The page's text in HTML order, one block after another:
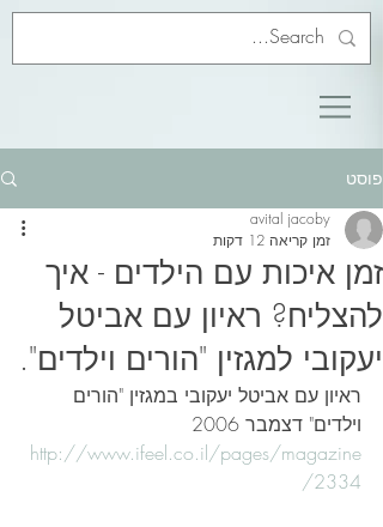
פוסט
זמן איכות עם הילדים - איך
להצליח? ראיון עם אביטל
יעקובי למגזין "הורים וילדים".
avital jacoby
זמן קריאה 12 דקות
ראיון עם אביטל יעקובי במגזין "הורים
וילדים" דצמבר 2006
http://www.ifeel.co.il/pages/magazine
/2334